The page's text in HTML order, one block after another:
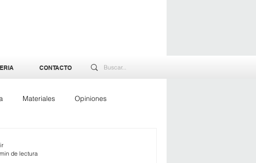
CONTACTO
Materiales Opiniones
de lectura